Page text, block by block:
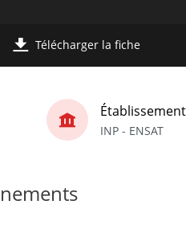
Télécharger la fiche
Établissement
INP - ENSAT